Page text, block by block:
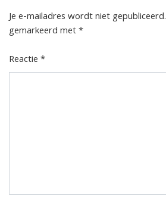
Je e-mailadres wordt niet gepubliceerd.
gemarkeerd met*
Reactie*